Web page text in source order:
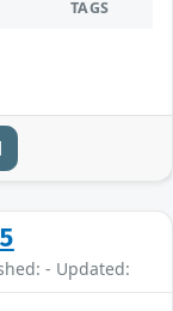
TAGS
- Updated: